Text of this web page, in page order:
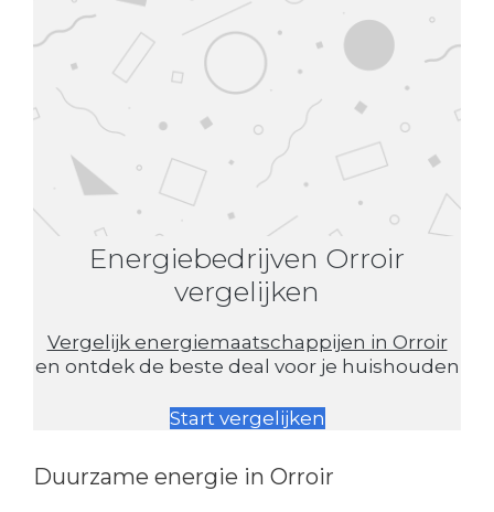
Energiebedrijven Orroir
vergelijken
Vergelijk energiemaatschappijen in Orroir
en ontdek de beste deal voor je huishouden
Start vergelijken
Duurzame energie in Orroir